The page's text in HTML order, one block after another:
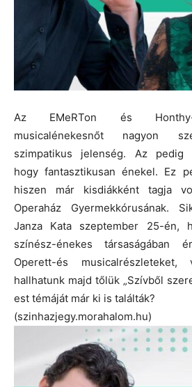
Az EMeRTon és Honthy-
musicalénekesnőt nagyon
szimpatikus jelenség. Az pedig
hogy fantasztikusan énekel. Ez
hiszen már kisdiákként tagja
Operaház Gyermekkórusának.
Janza Kata szeptember 25-én,
színész-énekes társaságában
Operett-és musicalrészleteket,
hallhatunk majd tőlük „Szívből
est témáját már ki is találták?
(szinhazjegy.morahalom.hu)